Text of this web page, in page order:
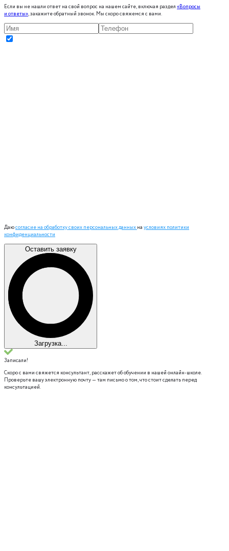
Если вы не нашли ответ на свой вопрос на нашем сайте, включая раздел «Вопросы
и ответы», закажите обратный звонок. Мы скоро свяжемся с вами.
Даюсогласие на обработку своих персональных данныхна условиях политики
конфиденциальности
Оставить заявку
Загрузка...
Записали!
Скоро с вами свяжется консультант, расскажет об обучении в нашей онлайн-школе.
Проверьте вашу электронную почту — там письмо о том, что стоит сделать перед
консультацией.